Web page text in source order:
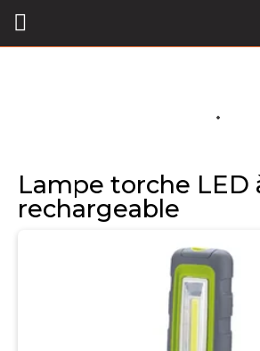
Lampe torche LED
rechargeable